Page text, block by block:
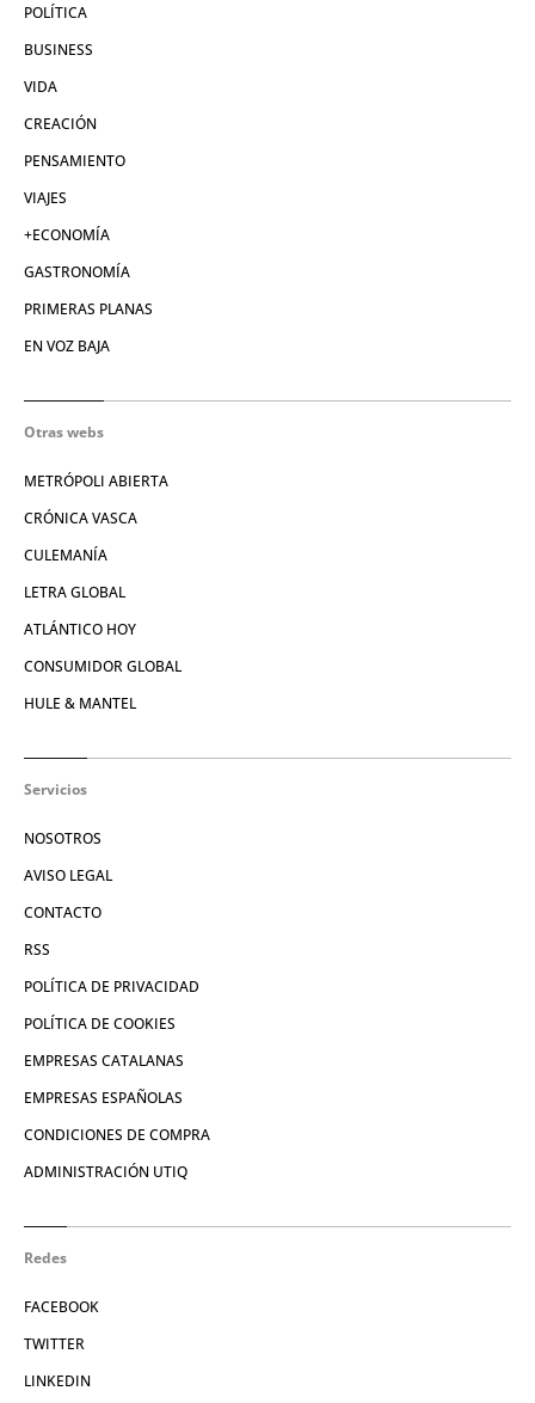
POLÍTICA
BUSINESS
VIDA
CREACIÓN
PENSAMIENTO
VIAJES
+ECONOMÍA
GASTRONOMÍA
PRIMERAS PLANAS
EN VOZ BAJA
Otras webs
METRÓPOLI ABIERTA
CRÓNICA VASCA
CULEMANÍA
LETRA GLOBAL
ATLÁNTICO HOY
CONSUMIDOR GLOBAL
HULE & MANTEL
Servicios
NOSOTROS
AVISO LEGAL
CONTACTO
RSS
POLÍTICA DE PRIVACIDAD
POLÍTICA DE COOKIES
EMPRESAS CATALANAS
EMPRESAS ESPAÑOLAS
CONDICIONES DE COMPRA
ADMINISTRACIÓN UTIQ
Redes
FACEBOOK
TWITTER
LINKEDIN